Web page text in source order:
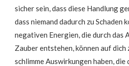
sicher sein, dass diese Handlung
dass niemand dadurch zu Schaden
negativen Energien, die durch das
Zauber entstehen, können auf dich
schlimme Auswirkungen haben,